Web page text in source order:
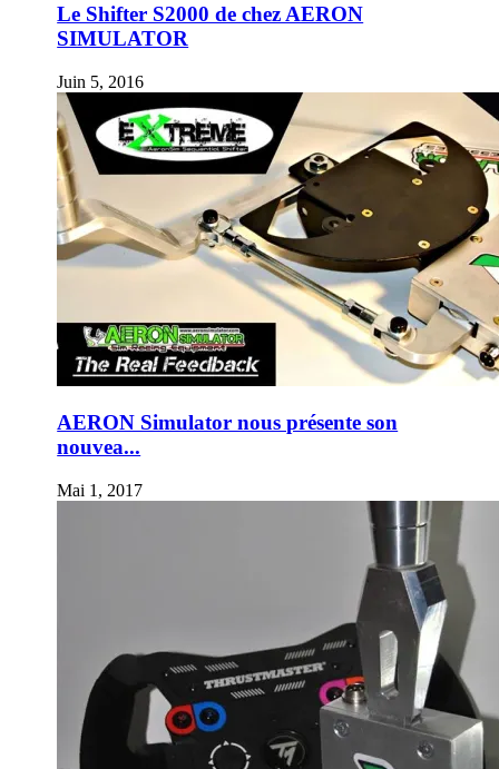
Le Shifter S2000 de chez AERON
SIMULATOR
Juin 5, 2016
AERON Simulator nous présente son
nouvea...
Mai 1, 2017